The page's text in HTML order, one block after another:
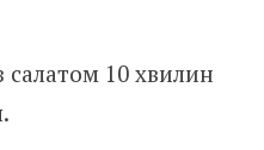
салатом 10 хвилин